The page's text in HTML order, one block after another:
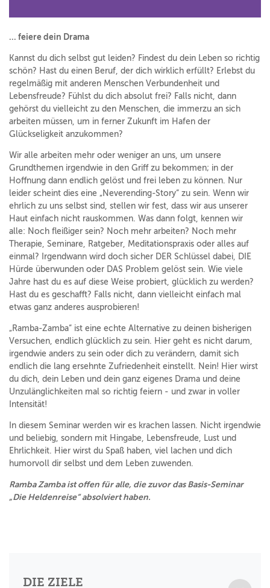
... feiere dein Drama
Kannst du dich selbst gut leiden? Findest du dein Leben so richtig
schön? Hast du einen Beruf, der dich wirklich erfüllt? Erlebst du
regelmäßig mit anderen Menschen Verbundenheit und
Lebensfreude? Fühlst du dich absolut frei? Falls nicht, dann
gehörst du vielleicht zu den Menschen, die immerzu an sich
arbeiten müssen, um in ferner Zukunft im Hafen der
Glückseligkeit anzukommen?
Wir alle arbeiten mehr oder weniger an uns, um unsere
Grundthemen irgendwie in den Griff zu bekommen; in der
Hoffnung dann endlich gelöst und frei leben zu können. Nur
leider scheint dies eine „Neverending-Story“ zu sein. Wenn wir
ehrlich zu uns selbst sind, stellen wir fest, dass wir aus unserer
Haut einfach nicht rauskommen. Was dann folgt, kennen wir
alle: Noch fleißiger sein? Noch mehr arbeiten? Noch mehr
Therapie, Seminare, Ratgeber, Meditationspraxis oder alles auf
einmal? Irgendwann wird doch sicher DER Schlüssel dabei, DIE
Hürde überwunden oder DAS Problem gelöst sein. Wie viele
Jahre hast du es auf diese Weise probiert, glücklich zu werden?
Hast du es geschafft? Falls nicht, dann vielleicht einfach mal
etwas ganz anderes ausprobieren!
„Ramba-Zamba“ ist eine echte Alternative zu deinen bisherigen
Versuchen, endlich glücklich zu sein. Hier geht es nicht darum,
irgendwie anders zu sein oder dich zu verändern, damit sich
endlich die lang ersehnte Zufriedenheit einstellt. Nein! Hier wirst
du dich, dein Leben und dein ganz eigenes Drama und deine
Unzulänglichkeiten mal so richtig feiern - und zwar in voller
Intensität!
In diesem Seminar werden wir es krachen lassen. Nicht irgendwie
und beliebig, sondern mit Hingabe, Lebensfreude, Lust und
Ehrlichkeit. Hier wirst du Spaß haben, viel lachen und dich
humorvoll dir selbst und dem Leben zuwenden.
Ramba Zamba ist offen für alle, die zuvor das Basis-Seminar
„Die Heldenreise“ absolviert haben.
DIE ZIELE